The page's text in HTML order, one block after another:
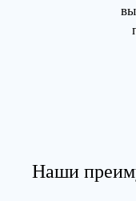
Наши